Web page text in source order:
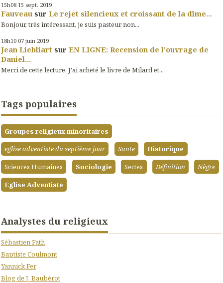
15h08 15 sept. 2019
Fauveau sur Le rejet silencieux et croissant de la dîme...
Bonjour, très intéressant, je suis pasteur non...
18h10 07 juin 2019
Jean Liebliart sur EN LIGNE: Recension de l'ouvrage de
Daniel...
Merci de cette lecture. J'ai acheté le livre de Milard et...
Tags populaires
Groupes religieux minoritaires
eglise adventiste du septième jour
Sante
Historique
Sciences Humaines
Sociologie Sectes Définition
Nègre
Eglise Adventiste
Analystes du religieux
Sébastien Fath
Baptiste Coulmont
Yannick Fer
Blog de J. Baubérot